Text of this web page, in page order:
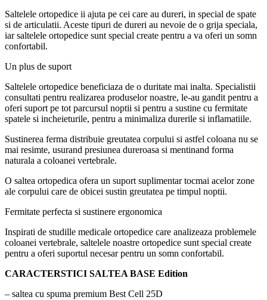
Saltelele ortopedice ii ajuta pe cei care au dureri, in special de spate
si de articulatii. Aceste tipuri de dureri au nevoie de o grija speciala,
iar saltelele ortopedice sunt special create pentru a va oferi un somn
confortabil.
Un plus de suport
Saltelele ortopedice beneficiaza de o duritate mai inalta. Specialistii
consultati pentru realizarea produselor noastre, le-au gandit pentru a
oferi suport pe tot parcursul noptii si pentru a sustine cu fermitate
spatele si incheieturile, pentru a minimaliza durerile si inflamatiile.
Sustinerea ferma distribuie greutatea corpului si astfel coloana nu se
mai resimte, usurand presiunea dureroasa si mentinand forma
naturala a coloanei vertebrale.
O saltea ortopedica ofera un suport suplimentar tocmai acelor zone
ale corpului care de obicei sustin greutatea pe timpul noptii.
Fermitate perfecta si sustinere ergonomica
Inspirati de studille medicale ortopedice care analizeaza problemele
coloanei vertebrale, saltelele noastre ortopedice sunt special create
pentru a oferi suportul necesar pentru un somn confortabil.
CARACTERSTICI SALTEA BASE Edition
– saltea cu spuma premium Best Cell 25D